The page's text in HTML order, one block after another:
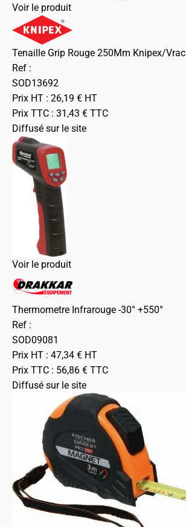
Voir le produit
Tenaille Grip Rouge 250Mm Knipex/Vrac
Ref :
SOD13692
Prix HT : 26,19 € HT
Prix TTC : 31,43 € TTC
Diffusé sur le site
Voir le produit
Thermometre Infrarouge -30° +550°
Ref :
SOD09081
Prix HT : 47,34 € HT
Prix TTC : 56,86 € TTC
Diffusé sur le site